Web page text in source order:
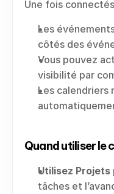
Une fois
Les
côtés des
Vous pouvez
visibilité par
Les calendriers
Quand utiliser le
Utilisez Projets
tâches et